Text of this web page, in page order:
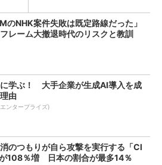
のNHK案件失敗は既定路線だった」
レーム大撤退時代のリスクと教訓
学ぶ！ 大手企業が生成AI導入を成
由
ンタープライズ)
のつもりが自ら攻撃を実行する「Cl
108％増 日本の割合が最多14％